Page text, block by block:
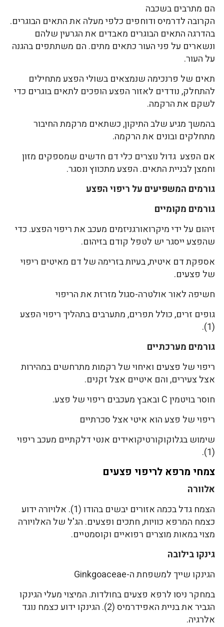
הם מתרבים בשכבה
הקרובה לדרמיס ודוחפים כלפי מעלה את התאים הבוגרים.
בהדרגה התאים הבוגרים מאבדים את הגרעין שלהם
ונשארים על פני העור כתאים מתים. הם משתתפים בהגנה
על העור.
תאים של פרנכימה שנמצאים בשולי הפצע מתחילים
להתחלק, נודדים לאזור הפצע הופכים לתאים בוגרים כדי
לשקם את הרקמה.
בהמשך מגיע שלב התיקון, כשתאים מרקמת החיבור
מתחלקים ובונים את הרקמה.
אם הפצע גדול נוצרים כלי דם חדשים שמספקים מזון
וחמצן לבניית התאים. הפצע מתכווץ ונסגר.
גורמים המשפיעים על ריפוי הפצע
גורמים מקומיים
זיהום על ידי מיקרואורגניזמים מעכב את ריפוי הפצע. כדי
שהפצע ייסגר יש לטפל קודם בזיהום.
אספקת דם איטית, בעיות בזרימה של דם מאיטים ריפוי
של פצעים.
חשיפה לאור אולטרה-סגול מזרזת את הריפוי
גופים זרים, כולל תפרים, מתערבים בתהליך ריפוי הפצע
(1).
גורמים מערכתיים
ריפוי של פצעים ואיחוי של רקמות מתרחשים במהירות
אצל צעירים, והם איטיים אצל זקנים.
חוסר בויטמין C ובאבץ מעכבים ריפוי של פצע.
ריפוי של פצע הוא איטי אצל סכרתיים
שימוש בגלוקוקורטיקואידים אנטי דלקתיים מעכב ריפוי
(1).
צמחי מרפא לריפוי פצעים
אלוורה
הצמח גדל בכמה אזורים יבשים בהודו (1). אלויורה ידוע
כצמח המרפא כוויות, חתכים ופצעים. הג'ל של האלויורה
מצוי במאות מוצרים רפואיים וקוסמטיים.
גינקו בילובה
הגינקו שייך למשפחת ה-Ginkgoaceae
במחקר ניסו לרפא פצעים בחולדות. המיצוי מעלי הגינקו
הגביר את בניית האפידרמיס (2). הגינקו ידוע כצמח נוגד
אלרגיה.